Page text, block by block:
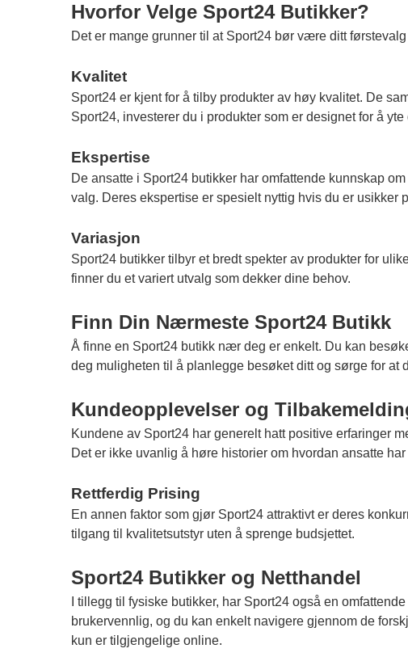
Hvorfor Velge Sport24 Butikker?
Det er mange grunner til at Sport24 bør være ditt
Kvalitet
Sport24 er kjent for å tilby produkter av høy kvalitet. De
Sport24, investerer du i produkter som er designet for å yte
Ekspertise
De ansatte i Sport24 butikker har omfattende kunnskap
valg. Deres ekspertise er spesielt nyttig hvis du er usikker
Variasjon
Sport24 butikker tilbyr et bredt spekter av produkter for
finner du et variert utvalg som dekker dine behov.
Finn Din Nærmeste Sport24 Butikk
Å finne en Sport24 butikk nær deg er enkelt. Du kan
deg muligheten til å planlegge besøket ditt og sørge for at
Kundeopplevelser og
Kundene av Sport24 har generelt hatt positive erfaringer
Det er ikke uvanlig å høre historier om hvordan ansatte
Rettferdig Prising
En annen faktor som gjør Sport24 attraktivt er deres
tilgang til kvalitetsutstyr uten å sprenge budsjettet.
Sport24 Butikker og Netthandel
I tillegg til fysiske butikker, har Sport24 også en
brukervennlig, og du kan enkelt navigere gjennom de
kun er tilgjengelige online.